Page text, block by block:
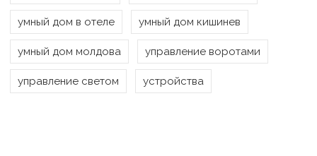
умный дом в отеле умный дом кишинев
умный дом молдова управление воротами
управление светом устройства